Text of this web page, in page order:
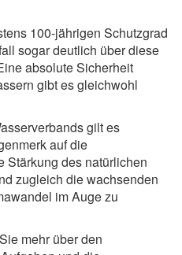
100-jährigen Schutzgrad
sogar deutlich über diese
absolute Sicherheit
gibt es gleichwohl
gilt es
auf die
Stärkung des natürlichen
zugleich die wachsenden
im Auge zu
mehr über den